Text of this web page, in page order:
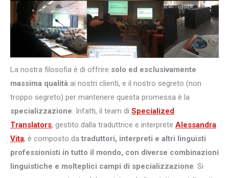
La nostra filosofia è di offrire solo ed esclusivamente
massima qualità ai nostri clienti, e il nostro segreto (non
troppo segreto) per mantenere questa promessa è la
specializzazione. Infatti, il team di Specialized
Translators, gestito dalla traduttrice e interprete Alessandra
Vita, è composto da traduttori, interpreti e altri linguisti
professionisti in tutto il mondo, con diverse combinazioni
linguistiche e molteplici campi di specializzazione. Si